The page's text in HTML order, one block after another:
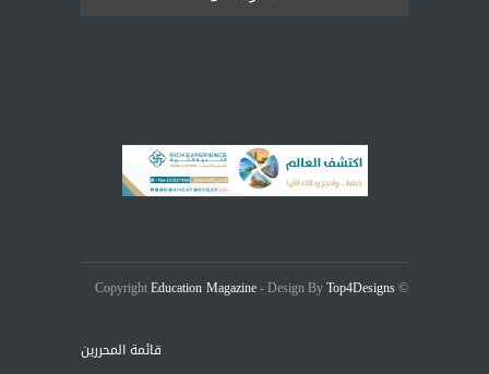
© Copyright
Education Magazine - Design By Top4Designs
قائمة المحررين